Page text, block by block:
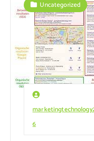
6
Uncategorized